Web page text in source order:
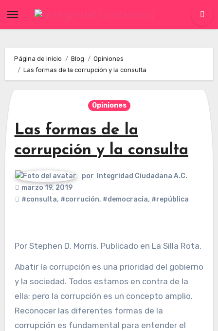
Página de inicio Blog
Opiniones
Las formas de la corrupción y la consulta
Opiniones
Las formas de la
corrupción y la consulta
por
Integridad Ciudadana A.C.
marzo 19, 2019
#consulta, #corrución, #democracia, #república
Por Stephen D. Morris. Publicado en La Silla Rota.
Abatir la corrupción es una prioridad del gobierno
y la sociedad. Todos estamos en contra de la
ella; pero la corrupción es un concepto amplio.
Reconocer las diferentes formas de la
corrupción es fundamental para entender el